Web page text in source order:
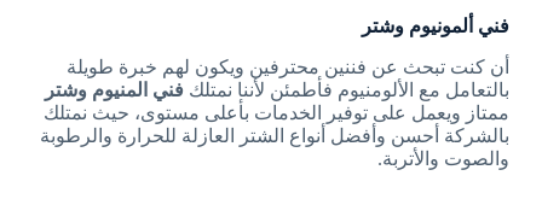
فني ألمونيوم وشتر
أن كنت تبحث عن فننين محترفين ويكون لهم خبرة طويلة
بالتعامل مع الألومنيوم فأطمئن لأننا نمتلك فني المنيوم وشتر
ممتاز ويعمل على توفير الخدمات بأعلى مستوى، حيث نمتلك
بالشركة أحسن وأفضل أنواع الشتر العازلة للحرارة والرطوبة
والصوت والأتربة.